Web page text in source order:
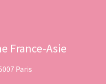
France-Asie
Paris